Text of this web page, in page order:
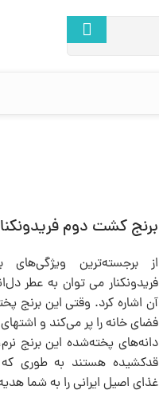
برنج کشت دوم
از برجسته‌ترین
فریدونکنار می توان به عطر
آن اشاره کرد. وقتی این برنج
فضای خانه را پر می‌کند و اشتهای
دانه‌های پخته‌شده این برنج
قدکشیده هستند به‌ طوری‌
غذای اصیل ایرانی را به شما